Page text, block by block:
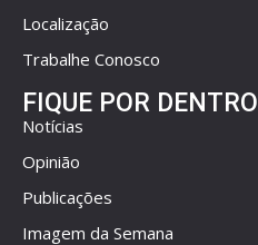
Localização
Trabalhe Conosco
FIQUE POR DENTRO
Notícias
Opinião
Publicações
Imagem da Semana